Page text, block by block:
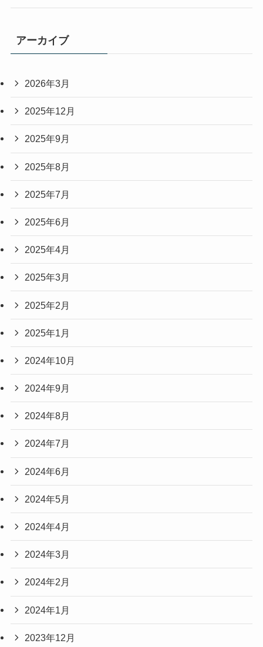
アーカイブ
2026年3月
2025年12月
2025年9月
2025年8月
2025年7月
2025年6月
2025年4月
2025年3月
2025年2月
2025年1月
2024年10月
2024年9月
2024年8月
2024年7月
2024年6月
2024年5月
2024年4月
2024年3月
2024年2月
2024年1月
2023年12月